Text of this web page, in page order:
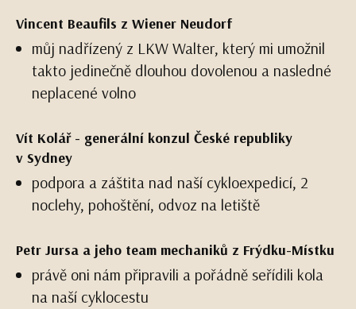
Vincent Beaufils z Wiener Neudorf
můj nadřízený z LKW Walter, který mi umožnil
takto jedinečně dlouhou dovolenou a nasledné
neplacené volno
Vít Kolář - generální konzul České republiky
v Sydney
podpora a záštita nad naší cykloexpedicí, 2
noclehy, pohoštění, odvoz na letiště
Petr Jursa a jeho team mechaniků z Frýdku-Místku
právě oni nám připravili a pořádně seřídili kola
na naší cyklocestu